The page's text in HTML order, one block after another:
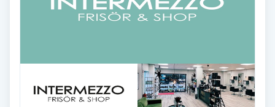
Bröllopsuppsättning